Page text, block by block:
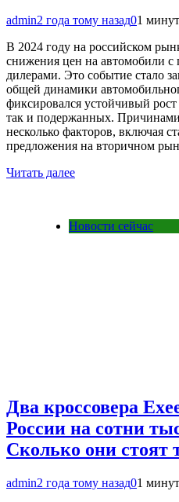
admin2 года тому назад01 минут
В 2024 году на российском
снижения цен на автомобили с
дилерами. Это событие стало
общей динамики
фиксировался устойчивый
так и подержанных. Причинами
несколько факторов, включая
предложения на вторичном
Читать далее
Новости сейчас
Два кроссовера
России на сотни
Сколько они стоят
admin2 года тому назад01 минут